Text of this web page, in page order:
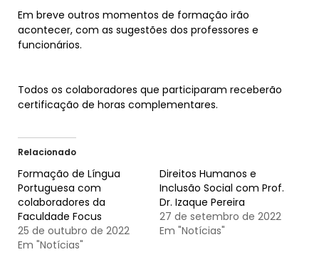
Em breve outros momentos de formação irão
acontecer, com as sugestões dos professores e
funcionários.
Todos os colaboradores que participaram receberão
certificação de horas complementares.
Relacionado
Formação de Língua
Portuguesa com
colaboradores da
Faculdade Focus
25 de outubro de 2022
Em "Notícias"
Direitos Humanos e
Inclusão Social com Prof.
Dr. Izaque Pereira
27 de setembro de 2022
Em "Notícias"